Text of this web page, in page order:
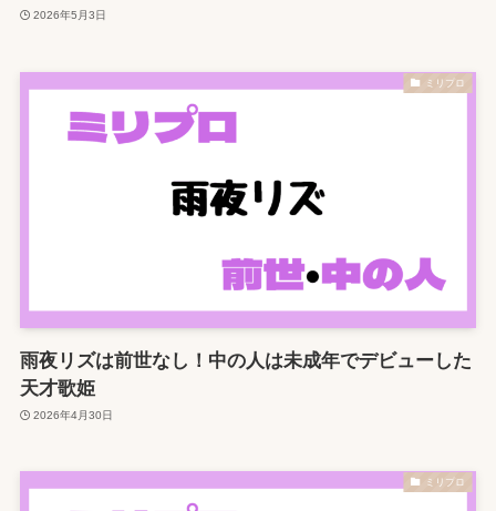
2026年5月3日
ミリプロ
雨夜リズは前世なし！中の人は未成年でデビューした
天才歌姫
2026年4月30日
ミリプロ